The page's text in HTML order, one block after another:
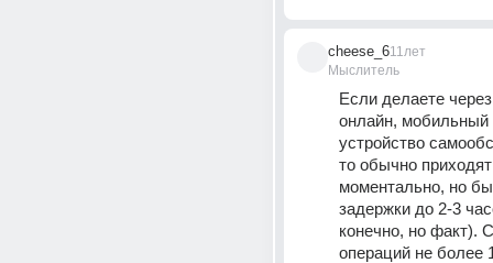
cheese_6
Мыслитель
11лет
Если делаете
онлайн, мобильный
устройство
то обычно приходят
моментально, но
задержки до 2-3
конечно, но факт).
операций не более